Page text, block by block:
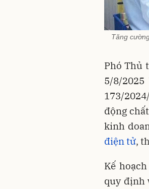
Tăng
Phó Thủ
5/8/
173/
động
kinh
điện tử,
Kế
quy định